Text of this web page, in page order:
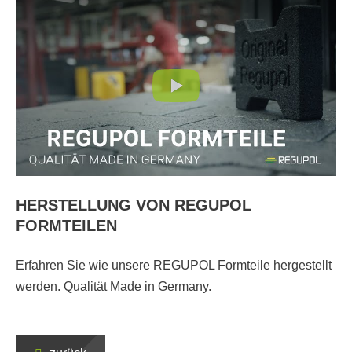
HERSTELLUNG VON REGUPOL
FORMTEILEN
Erfahren Sie wie unsere REGUPOL Formteile hergestellt
werden. Qualität Made in Germany.